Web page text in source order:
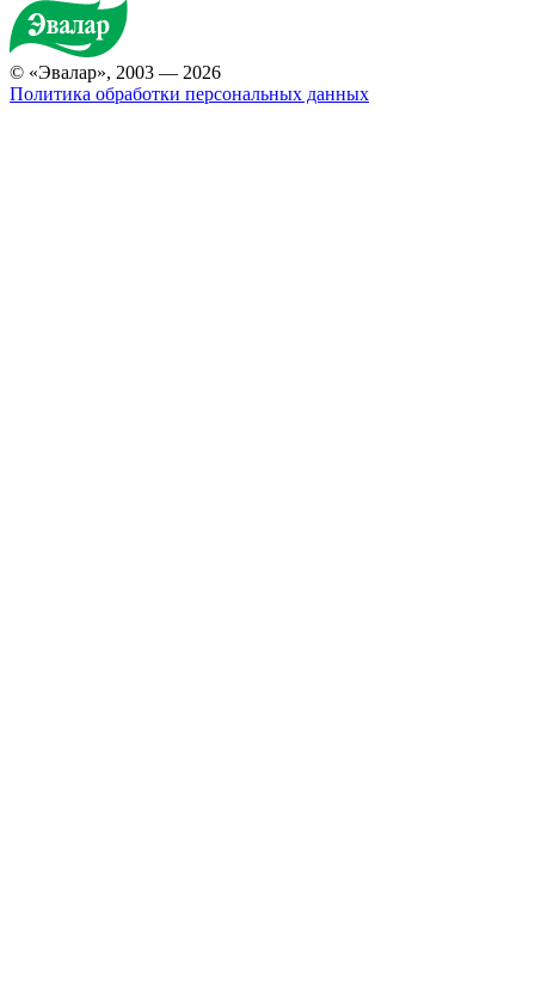
© «Эвалар», 2003 — 2026
Политика обработки персональных данных